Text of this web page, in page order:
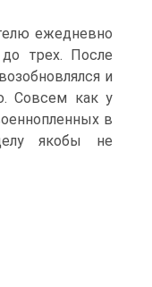
ежедневно
трех. После
и
Совсем как у
в
якобы не